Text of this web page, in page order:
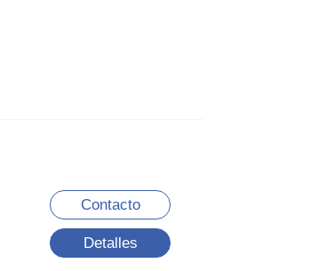
Contacto
Detalles